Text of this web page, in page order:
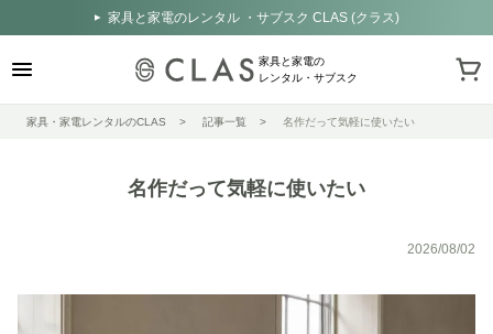
家具と家電のレンタル ・サブスク CLAS (クラス)
家具と家電の
レンタル・サブスク
家具・家電レンタルのCLAS 記事一覧 名作だって気軽に使いたい
名作だって気軽に使いたい
2026/08/02